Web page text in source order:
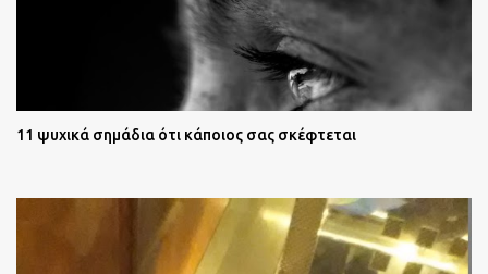
11 ψυχικά σημάδια ότι κάποιος σας σκέφτεται